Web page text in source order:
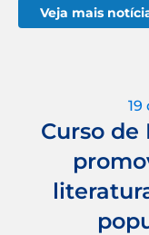
Veja mais
19
Curso